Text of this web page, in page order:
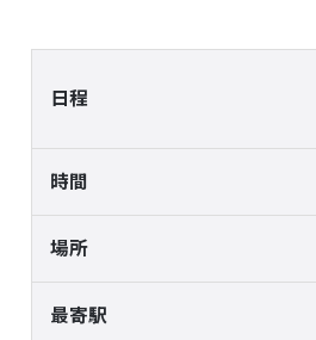
日程
時間
場所
最寄駅